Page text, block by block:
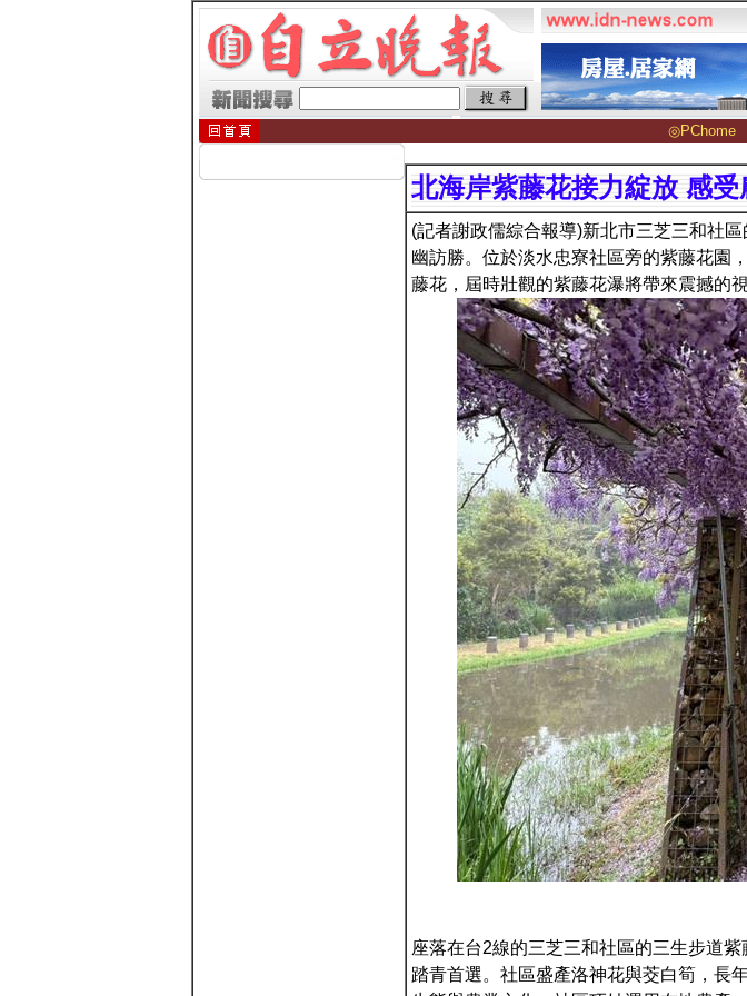
◎PChome
北海岸紫藤花接力綻放 感受
(記者謝政儒綜合報導)新北市三芝三和社
幽訪勝。位於淡水忠寮社區旁的紫藤花園
藤花，屆時壯觀的紫藤花瀑將帶來震撼的
座落在台2線的三芝三和社區的三生步道
踏青首選。社區盛產洛神花與茭白筍，長